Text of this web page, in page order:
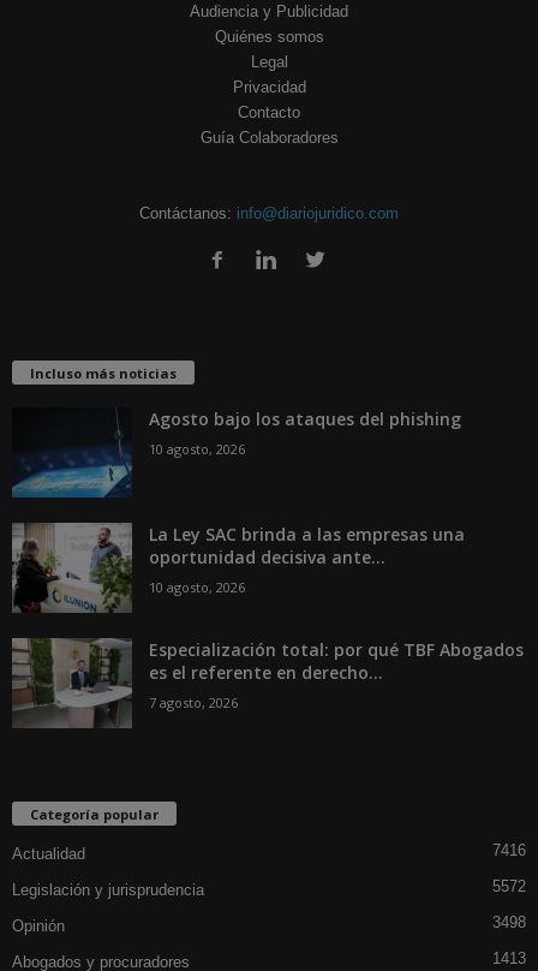
Audiencia y Publicidad
Quiénes somos
Legal
Privacidad
Contacto
Guía Colaboradores
Contáctanos: info@diariojuridico.com
Incluso más noticias
Agosto bajo los ataques del phishing
10 agosto, 2026
La Ley SAC brinda a las empresas una
oportunidad decisiva ante...
10 agosto, 2026
Especialización total: por qué TBF Abogados
es el referente en derecho...
7 agosto, 2026
Categoría popular
Actualidad 7416
Legislación y jurisprudencia 5572
Opinión 3498
Abogados y procuradores 1413